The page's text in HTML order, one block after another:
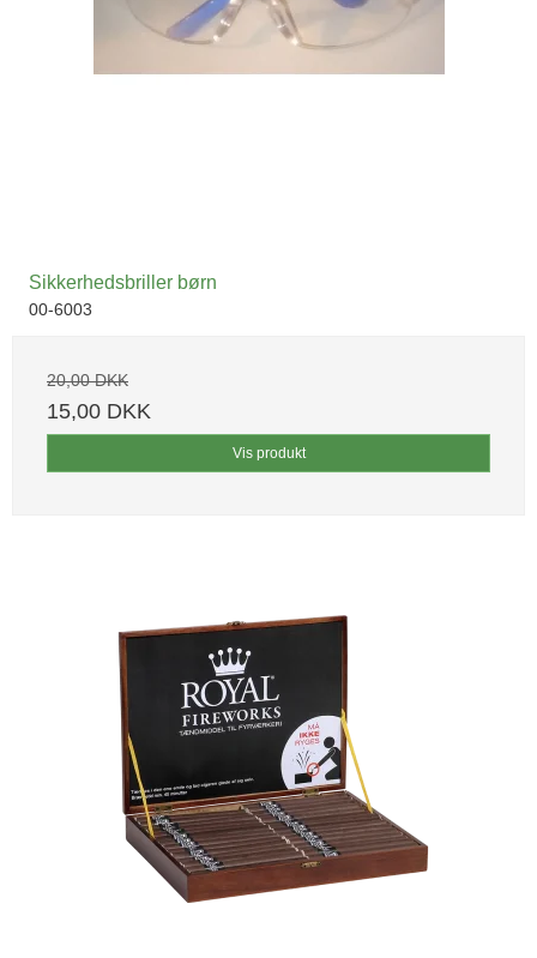
Sikkerhedsbriller børn
00-6003
20,00 DKK
15,00 DKK
Vis produkt